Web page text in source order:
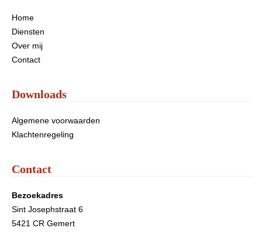
Home
Diensten
Over mij
Contact
Downloads
Algemene voorwaarden
Klachtenregeling
Contact
Bezoekadres
Sint Josephstraat 6
5421 CR Gemert